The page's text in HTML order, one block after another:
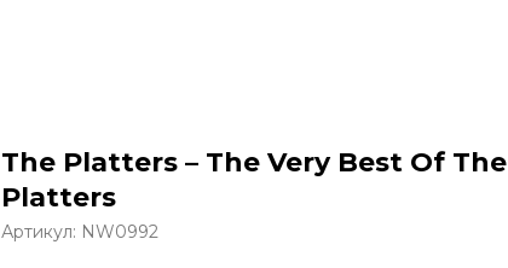
The Platters – The Very Best Of The
Platters
Артикул: NW0992